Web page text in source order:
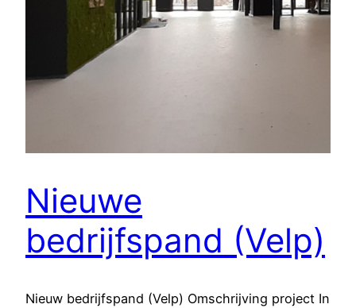
Nieuwe
bedrijfspand (Velp)
Nieuw bedrijfspand (Velp) Omschrijving project In